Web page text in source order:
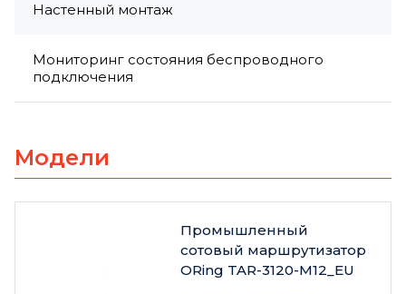
Настенный монтаж
Мониторинг состояния беспроводного
подключения
Модели
Промышленный
сотовый маршрутизатор
ORing TAR-3120-M12_EU